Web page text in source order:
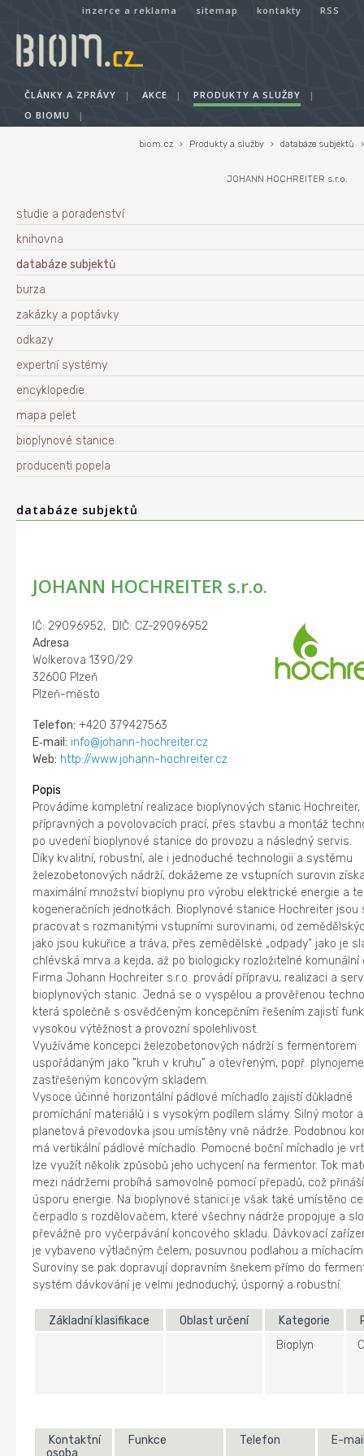
inzerce a reklama sitemap kontakty RSS
ČLÁNKY A ZPRÁVY | AKCE | PRODUKTY A SLUŽBY
|
O BIOMU
|
biom.cz › Produkty a služby › databáze subjektů ›
JOHANN HOCHREITER s.r.o.
studie a poradenství
knihovna
databáze subjektů
burza
zakázky a poptávky
odkazy
expertní systémy
encyklopedie
mapa pelet
bioplynové stanice
producenti popela
databáze subjektů
JOHANN HOCHREITER s.r.o.
IČ: 29096952, DIČ: CZ-29096952
Adresa
Wolkerova 1390/29
32600 Plzeň
Plzeň-město
Telefon: +420 379427563
E‑mail: info@johann-hochreiter.cz
Web: http://www.johann-hochreiter.cz
Popis
Provádíme kompletní realizace bioplynových stanic Hochreiter,
přípravných a povolovacích prací, přes stavbu a montáž
po uvedení bioplynové stanice do provozu a následný servis.
Díky kvalitní, robustní, ale i jednoduché technologii a systému
železobetonových nádrží, dokážeme ze vstupních surovin
maximální množství bioplynu pro výrobu elektrické energie a
kogeneračních jednotkách. Bioplynové stanice Hochreiter jsou
pracovat s rozmanitými vstupními surovinami, od
jako jsou kukuřice a tráva, přes zemědělské „odpady“ jako je
chlévská mrva a kejda, až po biologicky rozložitelné komunální
Firma Johann Hochreiter s.r.o. provádí přípravu, realizaci a
bioplynových stanic. Jedná se o vyspělou a prověřenou
která společně s osvědčeným koncepčním řešením zajistí
vysokou výtěžnost a provozní spolehlivost.
Využíváme koncepci železobetonových nádrží s fermentorem
uspořádaným jako "kruh v kruhu" a otevřeným, popř.
zastřešeným koncovým skladem.
Vysoce účinné horizontální pádlové míchadlo zajistí důkladné
promíchání materiálů i s vysokým podílem slámy. Silný motor a
planetová převodovka jsou umístěny vně nádrže. Podobnou
má vertikální pádlové míchadlo. Pomocné boční míchadlo je
lze využít několik způsobů jeho uchycení na fermentor. Tok
mezi nádržemi probíhá samovolně pomocí přepadů, což
úsporu energie. Na bioplynové stanici je však také umístěno
čerpadlo s rozdělovačem, které všechny nádrže propojuje a
převážně pro vyčerpávání koncového skladu. Dávkovací
je vybaveno výtlačným čelem, posuvnou podlahou a
Suroviny se pak dopravují dopravním šnekem přímo do
systém dávkování je velmi jednoduchý, úsporný a robustní.
Základní klasifikace Oblast určení Kategorie
Bioplyn
Kontaktní
Funkce Telefon E-